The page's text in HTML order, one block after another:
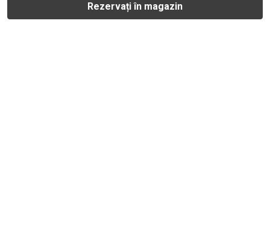
Rezervați în magazin